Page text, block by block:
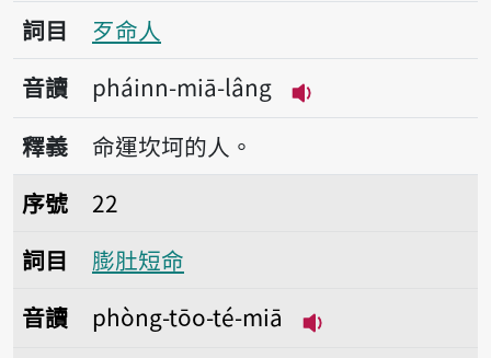
詞目
歹命人
音讀
pháinn-miā-lâng
播放音讀pháinn-
釋義
命運坎坷的人。
序號22膨肚短命
序號
22
詞目
膨肚短命
音讀
phòng-tōo-té-miā